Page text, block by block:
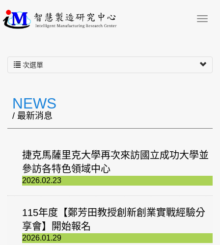
次選單
NEWS
/ 最新消息
捷克馬薩里克大學再次來訪國立成功大學並
參訪各特色領域中心
2026.02.23
115年度【鄭芳田教授創新創業實戰經驗分
享會】開始報名
2026.01.29